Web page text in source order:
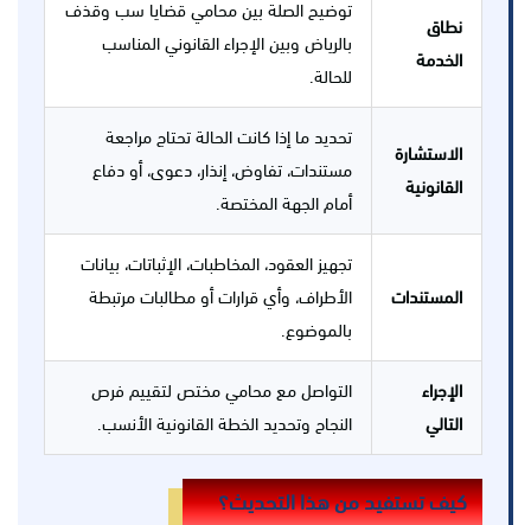
نطاق
الخدمة
توضيح الصلة بين محامي قضايا سب وقذف
بالرياض وبين الإجراء القانوني المناسب
للحالة.
الاستشارة
القانونية
تحديد ما إذا كانت الحالة تحتاج مراجعة
مستندات، تفاوض، إنذار، دعوى، أو دفاع
أمام الجهة المختصة.
المستندات
تجهيز العقود، المخاطبات، الإثباتات، بيانات
الأطراف، وأي قرارات أو مطالبات مرتبطة
بالموضوع.
الإجراء
التالي
التواصل مع محامي مختص لتقييم فرص
النجاح وتحديد الخطة القانونية الأنسب.
كيف تستفيد من هذا التحديث؟